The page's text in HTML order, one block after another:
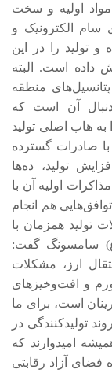
اولیه و سخت
سام الکترونیک و
و تولید را در این
است. البته
منطقه
دنبال آن است که
به هاب اصلی تولید
صادرات گسترده
تولید، ده‌ها
اولیه آن با
هم انجام
تولید همزمان با
سامسونگ گفت:
ارز، مشکلات
و افت‌وخیزهای
است، برای ما
تولیدکنندگی در
امیدوارند که
فضای آزاد رقابتی